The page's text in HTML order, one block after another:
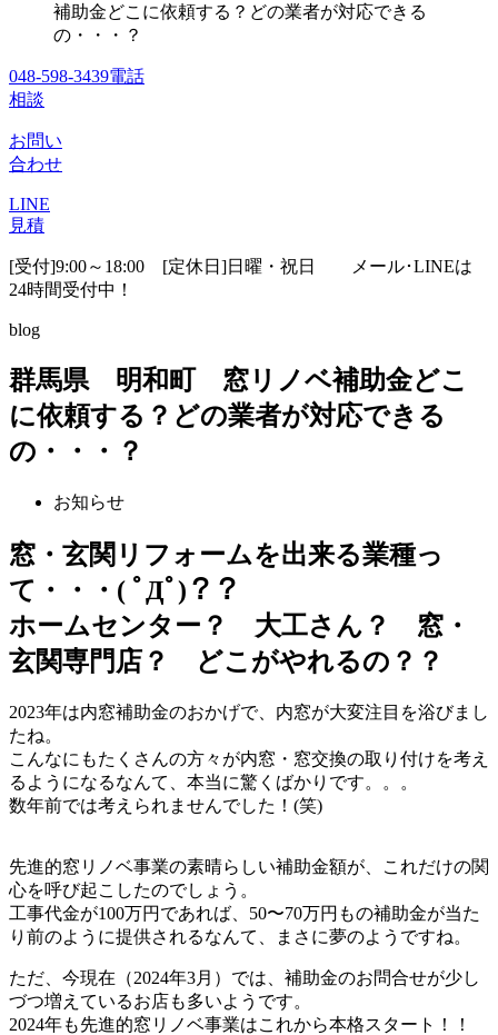
補助金どこに依頼する？どの業者が対応できる
の・・・？
048-598-3439電話
相談
お問い
合わせ
LINE
見積
[受付]9:00～18:00 [定休日]日曜・祝日
メール･LINEは
24時間受付中！
blog
群馬県 明和町 窓リノベ補助金どこ
に依頼する？どの業者が対応できる
の・・・？
お知らせ
窓・玄関リフォームを出来る業種っ
て・・・( ﾟДﾟ)？？
ホームセンター？ 大工さん？ 窓・
玄関専門店？ どこがやれるの？？
2023年は内窓補助金のおかげで、内窓が大変注目を浴びまし
たね。
こんなにもたくさんの方々が内窓・窓交換の取り付けを考え
るようになるなんて、本当に驚くばかりです。。。
数年前では考えられませんでした！(笑)
先進的窓リノベ事業の素晴らしい補助金額が、これだけの関
心を呼び起こしたのでしょう。
工事代金が100万円であれば、50〜70万円もの補助金が当た
り前のように提供されるなんて、まさに夢のようですね。
ただ、今現在（2024年3月）では、補助金のお問合せが少し
づつ増えているお店も多いようです。
2024年も先進的窓リノベ事業はこれから本格スタート！！